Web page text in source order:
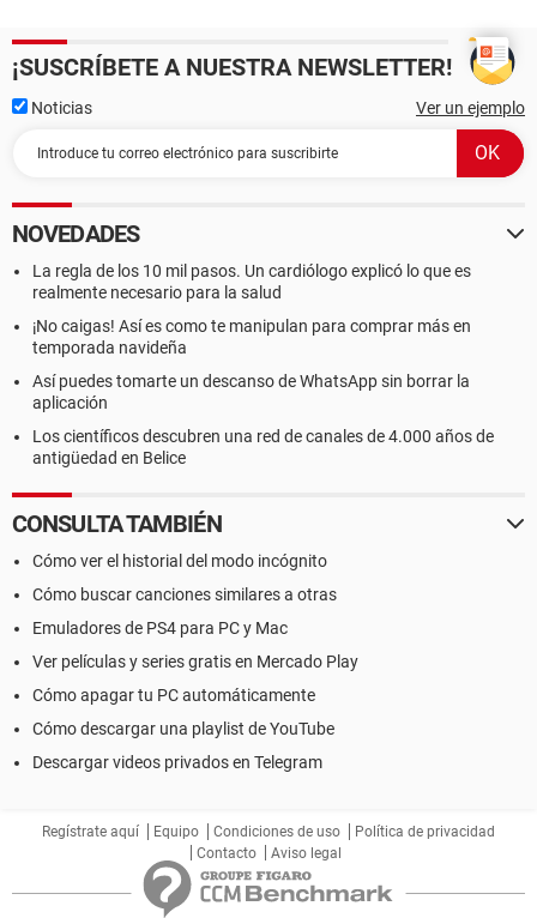
¡SUSCRÍBETE A NUESTRA NEWSLETTER!
Noticias Ver un ejemplo
NOVEDADES
La regla de los 10 mil pasos. Un cardiólogo explicó lo que es
realmente necesario para la salud
¡No caigas! Así es como te manipulan para comprar más en
temporada navideña
Así puedes tomarte un descanso de WhatsApp sin borrar la
aplicación
Los científicos descubren una red de canales de 4.000 años de
antigüedad en Belice
CONSULTA TAMBIÉN
Cómo ver el historial del modo incógnito
Cómo buscar canciones similares a otras
Emuladores de PS4 para PC y Mac
Ver películas y series gratis en Mercado Play
Cómo apagar tu PC automáticamente
Cómo descargar una playlist de YouTube
Descargar videos privados en Telegram
Regístrate aquí Equipo Condiciones de uso
Política de privacidad
Contacto
Aviso legal